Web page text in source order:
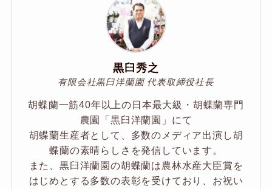
黒臼秀之
有限会社黒臼洋蘭園 代表取締役社長
胡蝶蘭一筋40年以上の日本最大級・胡蝶蘭専門
農園「黒臼洋蘭園」にて
胡蝶蘭生産者として、多数のメディア出演し胡
蝶蘭の素晴らしさを発信しています。
また、黒臼洋蘭園の胡蝶蘭は農林水産大臣賞を
はじめとする多数の表彰を受けており、お祝い